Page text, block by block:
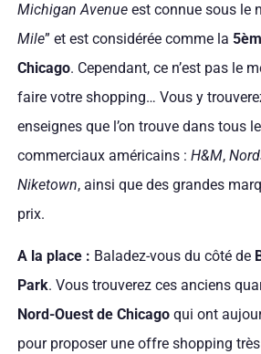
Michigan Avenueest connue sous le
Mile” et est considérée comme la
Chicago. Cependant, ce n’est pas le
faire votre shopping… Vous y
enseignes que l’on trouve dans tous
commerciaux américains : H&M,
Niketown, ainsi que des grandes
prix.
A la place : Baladez-vous du côté de
Park. Vous trouverez ces anciens
Nord-Ouest de Chicagoqui ont
pour proposer une offre shopping